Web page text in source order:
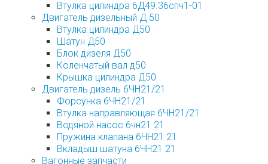
Втулка цилиндра 6Д49.36спч1-01
Двигатель дизельный Д 50
Втулка цилиндра Д50
Шатун Д50
Блок дизеля Д50
Коленчатый вал д50
Крышка цилиндра Д50
Двигатель дизель 6ЧН21/21
Форсунка 6ЧН21/21
Втулка направляющая 6ЧН21/21
Водяной насос 6чн21 21
Пружина клапана 6ЧН21 21
Вкладыш шатуна 6ЧН21 21
Вагонные запчасти